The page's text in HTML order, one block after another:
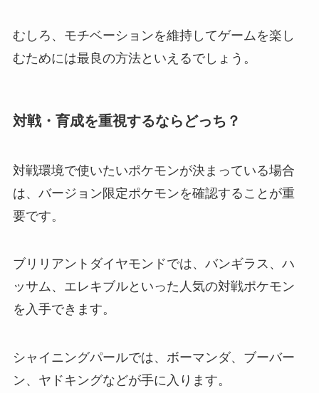
むしろ、モチベーションを維持してゲームを楽し
むためには最良の方法といえるでしょう。
対戦・育成を重視するならどっち？
対戦環境で使いたいポケモンが決まっている場合
は、バージョン限定ポケモンを確認することが重
要です。
ブリリアントダイヤモンドでは、バンギラス、ハ
ッサム、エレキブルといった人気の対戦ポケモン
を入手できます。
シャイニングパールでは、ボーマンダ、ブーバー
ン、ヤドキングなどが手に入ります。